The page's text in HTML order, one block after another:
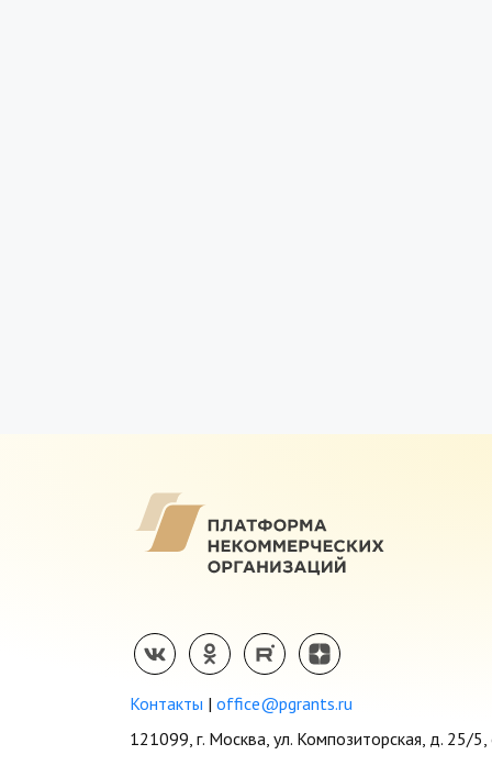
Контакты | office@pgrants.ru
121099, г. Москва, ул. Композиторская, д. 25/5,